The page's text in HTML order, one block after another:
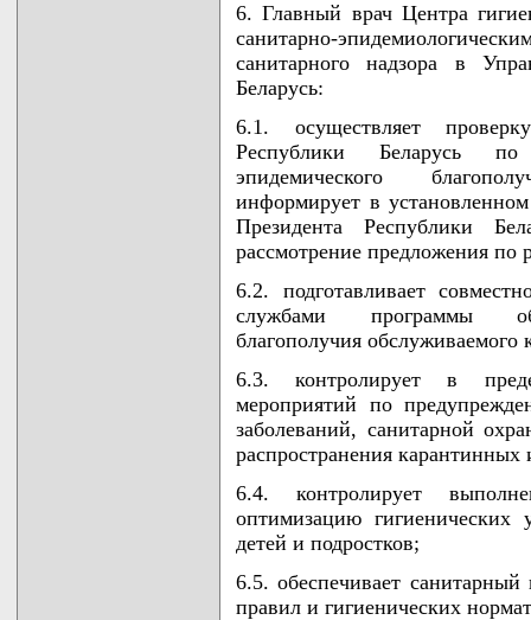
6. Главный врач Центра
санитарно-
санитарного надзора в
Беларусь:
6.1. осуществляет
Республики Беларусь по
эпидемического
информирует в
Президента Республики
рассмотрение предложения
6.2. подготавливает
службами программы
благополучия обслуживаемого
6.3. контролирует в
мероприятий по
заболеваний, санитарной
распространения
6.4. контролирует
оптимизацию гигиенических
детей и подростков;
6.5. обеспечивает
правил и гигиенических